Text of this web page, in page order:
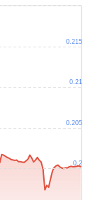
0.2
0.205
0.21
0.215